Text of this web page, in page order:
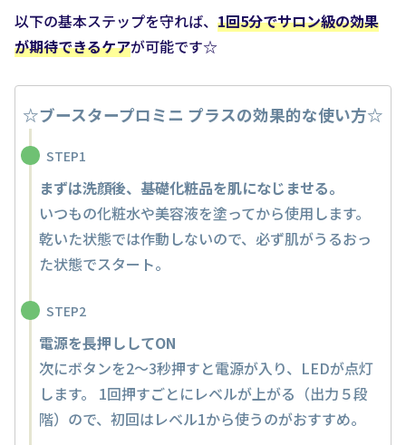
以下の基本ステップを守れば、 1回5分でサロン級の効果
が期待できるケアが可能です☆
☆ブースタープロミニ プラスの効果的な使い方☆
STEP1
まずは洗顔後、基礎化粧品を肌になじませる。
いつもの化粧水や美容液を塗ってから使用します。
乾いた状態では作動しないので、必ず肌がうるおっ
た状態でスタート。
STEP2
電源を長押ししてON
次にボタンを2〜3秒押すと電源が入り、LEDが点灯
します。 1回押すごとにレベルが上がる（出力５段
階）ので、初回はレベル1から使うのがおすすめ。